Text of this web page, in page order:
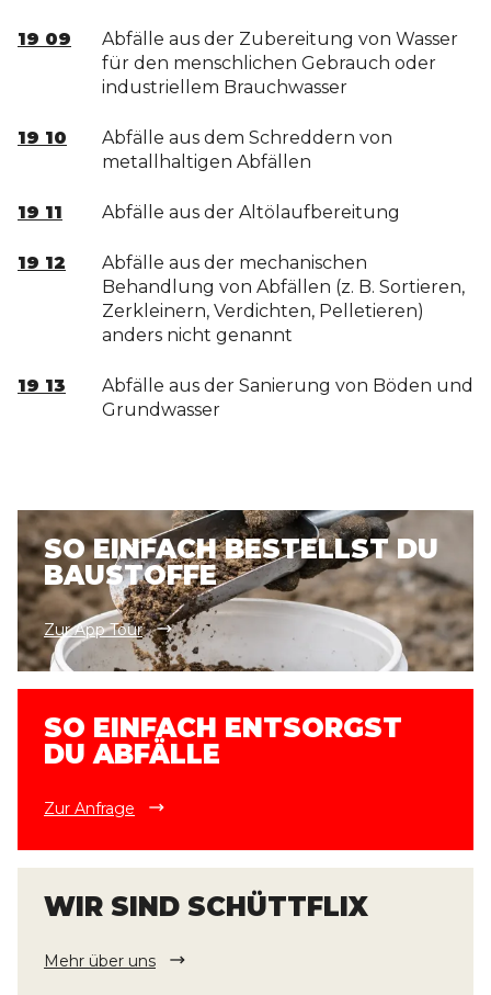
19 09
Abfälle aus der Zubereitung von Wasser
für den menschlichen Gebrauch oder
industriellem Brauchwasser
19 10
Abfälle aus dem Schreddern von
metallhaltigen Abfällen
19 11 Abfälle aus der Altölaufbereitung
19 12
Abfälle aus der mechanischen
Behandlung von Abfällen (z. B. Sortieren,
Zerkleinern, Verdichten, Pelletieren)
anders nicht genannt
19 13
Abfälle aus der Sanierung von Böden und
Grundwasser
SO EINFACH BESTELLST DU
BAUSTOFFE
Zur App Tour
SO EINFACH ENTSORGST
DU ABFÄLLE
Zur Anfrage
WIR SIND SCHÜTTFLIX
Mehr über uns